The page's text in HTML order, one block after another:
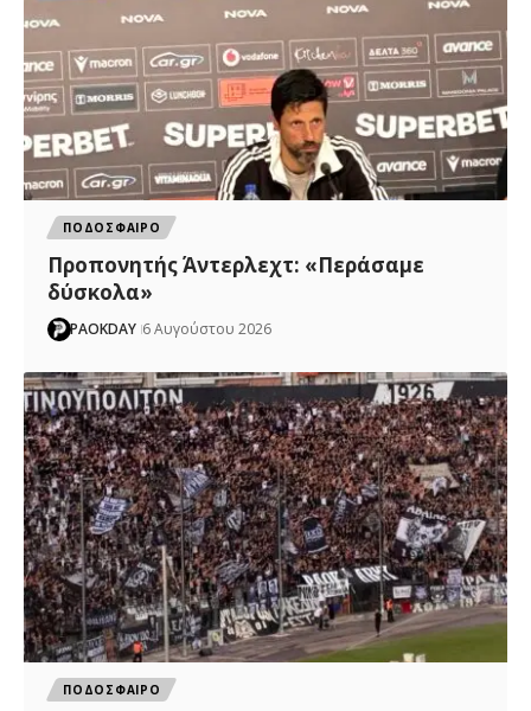
ΠΟΔΟΣΦΑΙΡΟ
Προπονητής Άντερλεχτ: «Περάσαμε
δύσκολα»
PAOKDAY 6 Αυγούστου 2026
ΠΟΔΟΣΦΑΙΡΟ